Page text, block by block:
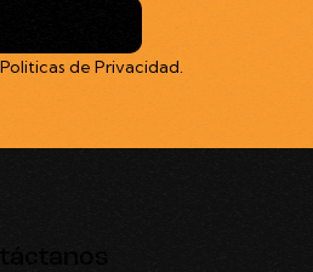
Politicas de Privacidad.